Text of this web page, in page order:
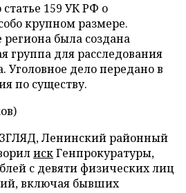
159 УК РФ о
крупном размере.
была создана
группа для расследования
Уголовное дело передано в
по существу.
Ленинский районный
искГенпрокуратуры,
с девяти физических лиц
включая бывших